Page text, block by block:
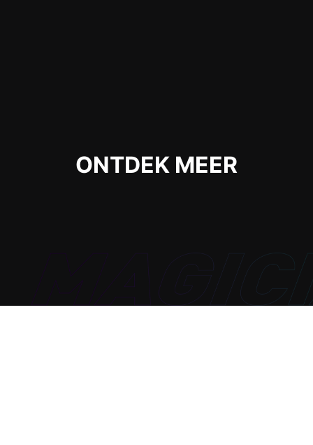
ONTDEK MEER